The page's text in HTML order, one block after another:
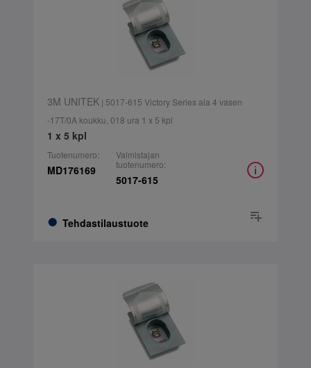
3M UNITEK| 5017-615 Victory Series ala 4 vasen
-17T/0A koukku, 018 ura 1 x 5 kpl
1 x 5 kpl
Tuotenumero:
MD176169
Tehdastilaustuote
Valmistajan
tuotenumero:
5017-615